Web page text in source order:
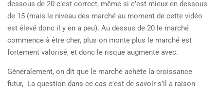
dessous de 20 c’est correct, même si c’est mieux en dessous
de 15 (mais le niveau des marché au moment de cette vidéo
est élevé donc il y en a peu). Au dessus de 20 le marché
commence à être cher, plus on monte plus le marché est
fortement valorisé, et donc le risque augmente avec.
Généralement, on dit que le marché achète la croissance
futur, La question dans ce cas c’est de savoir s’il a raison